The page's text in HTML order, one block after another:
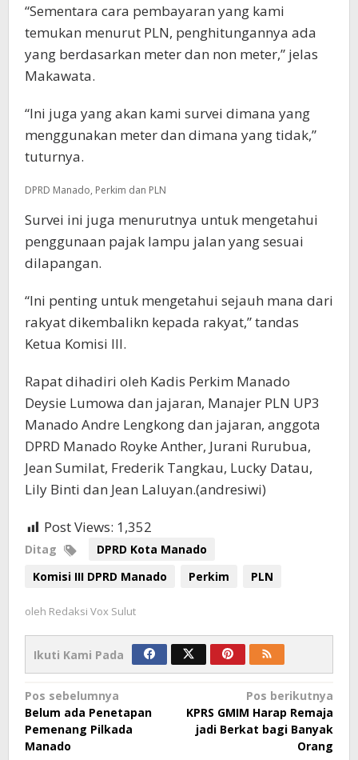
“Sementara cara pembayaran yang kami
temukan menurut PLN, penghitungannya ada
yang berdasarkan meter dan non meter,” jelas
Makawata.
“Ini juga yang akan kami survei dimana yang
menggunakan meter dan dimana yang tidak,”
tuturnya.
DPRD Manado, Perkim dan PLN
Survei ini juga menurutnya untuk mengetahui
penggunaan pajak lampu jalan yang sesuai
dilapangan.
“Ini penting untuk mengetahui sejauh mana dari
rakyat dikembalikn kepada rakyat,” tandas
Ketua Komisi III.
Rapat dihadiri oleh Kadis Perkim Manado
Deysie Lumowa dan jajaran, Manajer PLN UP3
Manado Andre Lengkong dan jajaran, anggota
DPRD Manado Royke Anther, Jurani Rurubua,
Jean Sumilat, Frederik Tangkau, Lucky Datau,
Lily Binti dan Jean Laluyan.(andresiwi)
Post Views: 1,352
Ditag
DPRD Kota Manado
Komisi III DPRD Manado
Perkim PLN
oleh Redaksi Vox Sulut
Ikuti Kami Pada
Navigasi
pos
Pos sebelumnya
Belum ada Penetapan
Pemenang Pilkada
Manado
Pos berikutnya
KPRS GMIM Harap Remaja
jadi Berkat bagi Banyak
Orang